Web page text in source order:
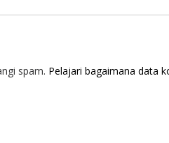
spam. Pelajari bagaimana data